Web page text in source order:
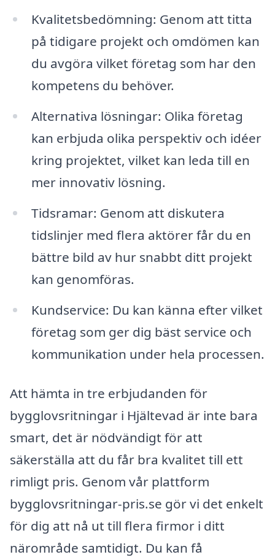
Kvalitetsbedömning: Genom att titta
på tidigare projekt och omdömen kan
du avgöra vilket företag som har den
kompetens du behöver.
Alternativa lösningar: Olika företag
kan erbjuda olika perspektiv och idéer
kring projektet, vilket kan leda till en
mer innovativ lösning.
Tidsramar: Genom att diskutera
tidslinjer med flera aktörer får du en
bättre bild av hur snabbt ditt projekt
kan genomföras.
Kundservice: Du kan känna efter vilket
företag som ger dig bäst service och
kommunikation under hela processen.
Att hämta in tre erbjudanden för
bygglovsritningar i Hjältevad är inte bara
smart, det är nödvändigt för att
säkerställa att du får bra kvalitet till ett
rimligt pris. Genom vår plattform
bygglovsritningar-pris.se gör vi det enkelt
för dig att nå ut till flera firmor i ditt
närområde samtidigt. Du kan få